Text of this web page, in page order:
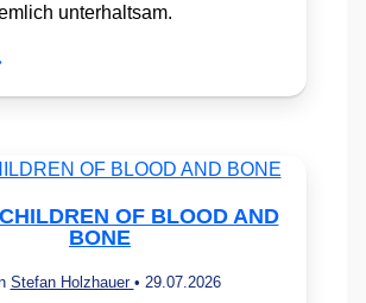
unterhaltsam.
OF BLOOD AND
BONE
Stefan Holzhauer • 29.07.2026